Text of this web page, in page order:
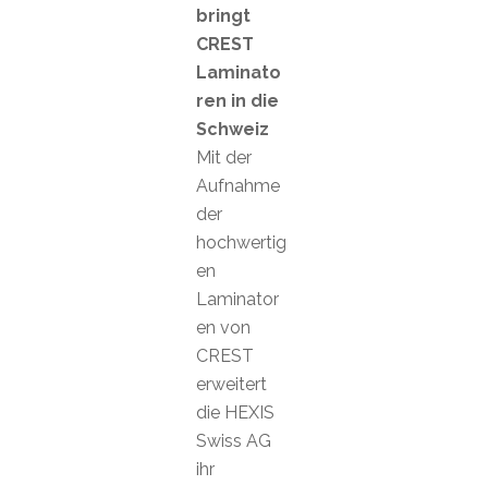
bringt
CREST
Laminato
ren in die
Schweiz
Mit der
Aufnahme
der
hochwertig
en
Laminator
en von
CREST
erweitert
die HEXIS
Swiss AG
ihr